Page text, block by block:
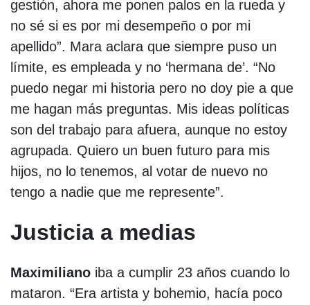
gestión, ahora me ponen palos en la rueda y
no sé si es por mi desempeño o por mi
apellido”. Mara aclara que siempre puso un
límite, es empleada y no ‘hermana de’. “No
puedo negar mi historia pero no doy pie a que
me hagan más preguntas. Mis ideas políticas
son del trabajo para afuera, aunque no estoy
agrupada. Quiero un buen futuro para mis
hijos, no lo tenemos, al votar de nuevo no
tengo a nadie que me represente”.
Justicia a medias
Maximiliano iba a cumplir 23 años cuando lo
mataron. “Era artista y bohemio, hacía poco